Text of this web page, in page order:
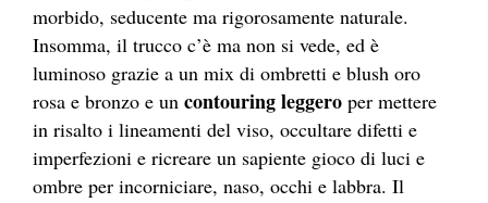
morbido, seducente ma rigorosamente naturale.
Insomma, il trucco c’è ma non si vede, ed è
luminoso grazie a un mix di ombretti e blush oro
rosa e bronzo e un contouring leggero per mettere
in risalto i lineamenti del viso, occultare difetti e
imperfezioni e ricreare un sapiente gioco di luci e
ombre per incorniciare, naso, occhi e labbra. Il